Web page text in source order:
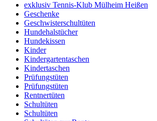
exklusiv Tennis-Klub Mülheim Heißen
Geschenke
Geschwisterschultüten
Hundehalstücher
Hundekissen
Kinder
Kindergartentaschen
Kindertaschen
Prüfungstüten
Prüfungstüten
Rentnertüten
Schultüten
Schultüten